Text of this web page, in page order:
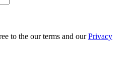
to the our terms and ourPrivacy